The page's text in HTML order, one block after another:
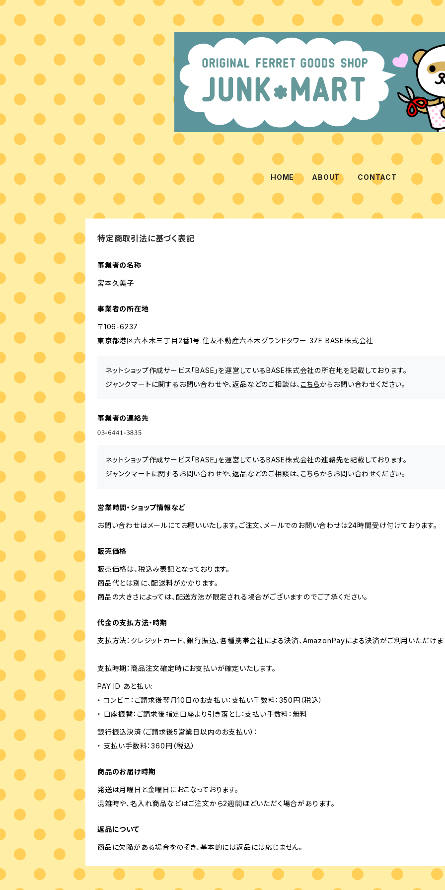
HOME ABOUT CONTACT
特定商取引法に基づく表記
事業者の名称
宮本久美子
事業者の所在地
〒106-6237
東京都港区六本木三丁目2番1号 住友不動産六本木グランドタワー 37F BASE株式会社
ネットショップ作成サービス「BASE」を運営しているBASE株式会社の所在地を記載しております。
ジャンクマートに関するお問い合わせや、返品などのご相談は、 こちらからお問い合わせください。
事業者の連絡先
ネットショップ作成サービス「BASE」を運営しているBASE株式会社の連絡先を記載しております。
ジャンクマートに関するお問い合わせや、返品などのご相談は、 こちらからお問い合わせください。
営業時間・ショップ情報など
お問い合わせはメールにてお願いいたします。ご注文、メールでのお問い合わせは24時間受け付けております。
販売価格
販売価格は、税込み表記となっております。
商品代とは別に、配送料がかかります。
商品の大きさによっては、配送方法が限定される場合がございますのでご了承ください。
代金の支払方法・時期
支払方法：クレジットカード、銀行振込、各種携帯会社による決済、AmazonPayによる決済がご利用いただけま
支払時期：商品注文確定時にお支払いが確定いたします。
PAY ID あと払い:
・ コンビニ：ご請求後翌月10日のお支払い：支払い手数料：350円（税込）
・ 口座振替：ご請求後指定口座より引き落とし：支払い手数料：無料
銀行振込決済（ご請求後5営業日以内のお支払い）：
・ 支払い手数料：360円（税込）
商品のお届け時期
発送は月曜日と金曜日におこなっております。
混雑時や、名入れ商品などはご注文から2週間ほどいただく場合があります。
返品について
商品に欠陥がある場合をのぞき、基本的には返品には応じません。